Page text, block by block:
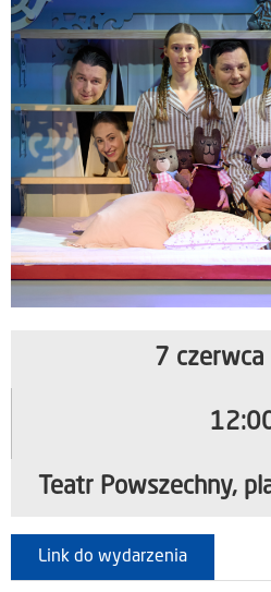
7
Teatr Powszechny,
Link do wydarzenia